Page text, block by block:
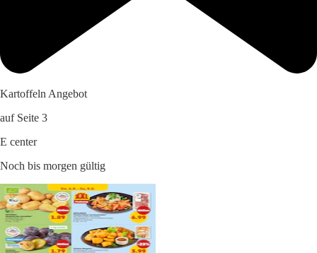
Kartoffeln Angebot
auf Seite 3
E center
Noch bis morgen gültig